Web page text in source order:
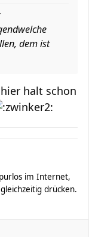
dem ist
halt schon
im Internet,
drücken.